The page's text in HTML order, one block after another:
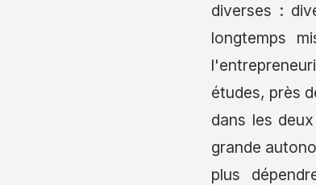
diverses :
longtemps
études, près
dans les
grande
plus